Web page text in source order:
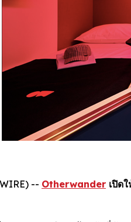
-- Otherwander เปิด